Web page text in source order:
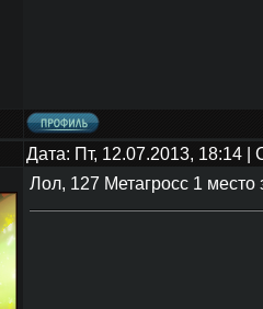
Дата: Пт, 12.07.2013, 18:14
Лол, 127 Метагросс 1 место